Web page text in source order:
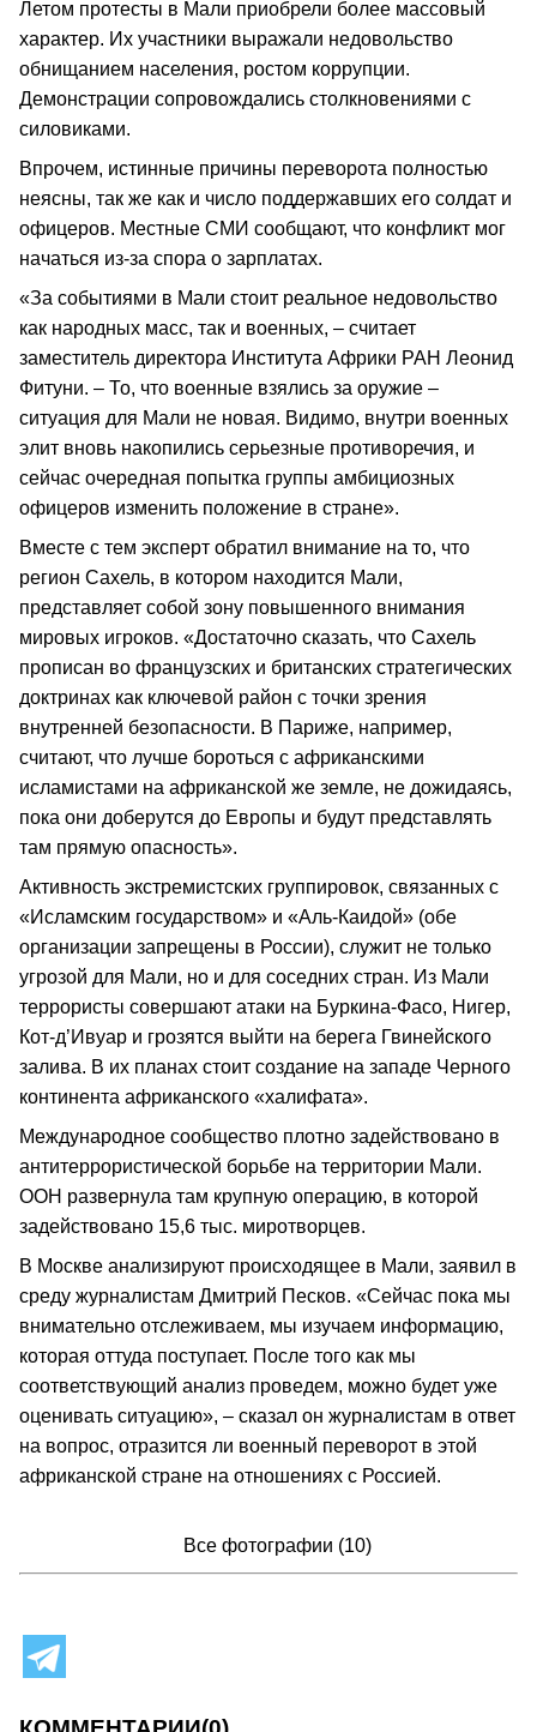
Летом протесты в Мали приобрели более массовый
характер. Их участники выражали недовольство
обнищанием населения, ростом коррупции.
Демонстрации сопровождались столкновениями с
силовиками.
Впрочем, истинные причины переворота полностью
неясны, так же как и число поддержавших его солдат и
офицеров. Местные СМИ сообщают, что конфликт мог
начаться из-за спора о зарплатах.
«За событиями в Мали стоит реальное недовольство
как народных масс, так и военных, – считает
заместитель директора Института Африки РАН Леонид
Фитуни. – То, что военные взялись за оружие –
ситуация для Мали не новая. Видимо, внутри военных
элит вновь накопились серьезные противоречия, и
сейчас очередная попытка группы амбициозных
офицеров изменить положение в стране».
Вместе с тем эксперт обратил внимание на то, что
регион Сахель, в котором находится Мали,
представляет собой зону повышенного внимания
мировых игроков. «Достаточно сказать, что Сахель
прописан во французских и британских стратегических
доктринах как ключевой район с точки зрения
внутренней безопасности. В Париже, например,
считают, что лучше бороться с африканскими
исламистами на африканской же земле, не дожидаясь,
пока они доберутся до Европы и будут представлять
там прямую опасность».
Активность экстремистских группировок, связанных с
«Исламским государством» и «Аль-Каидой» (обе
организации запрещены в России), служит не только
угрозой для Мали, но и для соседних стран. Из Мали
террористы совершают атаки на Буркина-Фасо, Нигер,
Кот-д’Ивуар и грозятся выйти на берега Гвинейского
залива. В их планах стоит создание на западе Черного
континента африканского «халифата».
Международное сообщество плотно задействовано в
антитеррористической борьбе на территории Мали.
ООН развернула там крупную операцию, в которой
задействовано 15,6 тыс. миротворцев.
В Москве анализируют происходящее в Мали, заявил в
среду журналистам Дмитрий Песков. «Сейчас пока мы
внимательно отслеживаем, мы изучаем информацию,
которая оттуда поступает. После того как мы
соответствующий анализ проведем, можно будет уже
оценивать ситуацию», – сказал он журналистам в ответ
на вопрос, отразится ли военный переворот в этой
африканской стране на отношениях с Россией.
Все фотографии (10)